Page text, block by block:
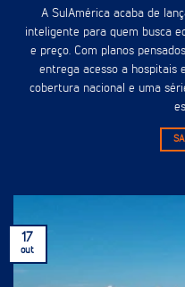
A SulAmérica acaba de
inteligente para quem busca
e preço. Com planos
entrega acesso a hospitais
cobertura nacional e uma
17
out